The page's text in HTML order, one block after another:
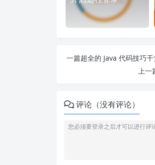
一篇超全的 Java 代码技巧
上一
评论（没有评论）